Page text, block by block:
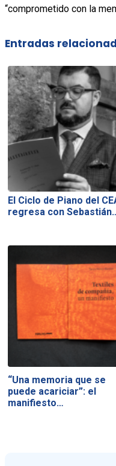
“comprometido con la
Entradas
El Ciclo de Piano del
regresa con
“Una memoria que se
puede acariciar”: el
manifiesto…